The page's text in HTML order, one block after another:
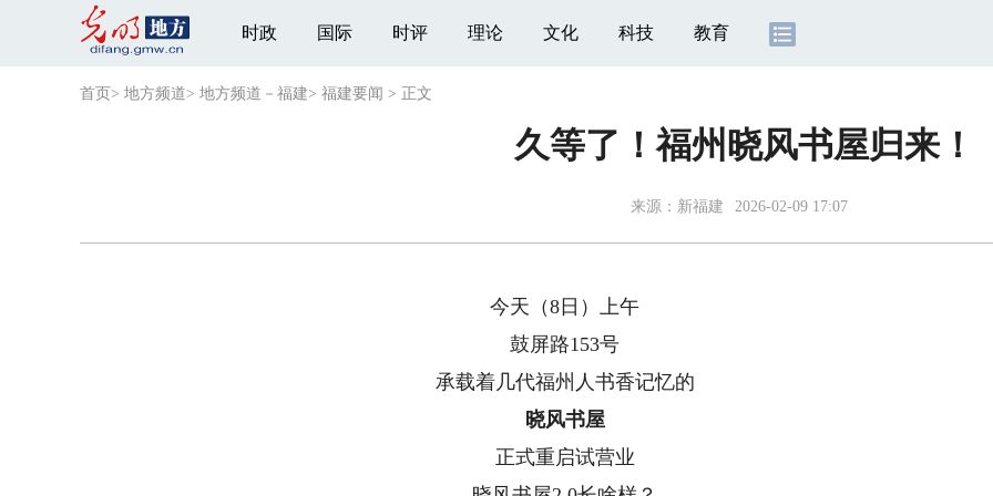
时政 国际 时评 理论 文化 科技 教育
首页 > 地方频道> 地方频道－福建> 福建要闻 > 正文
久等了！福州晓风书屋归来！
来源： 新福建 2026-02-09 17:07
今天（8日）上午
鼓屏路153号
承载着几代福州人书香记忆的
晓风书屋
正式重启试营业